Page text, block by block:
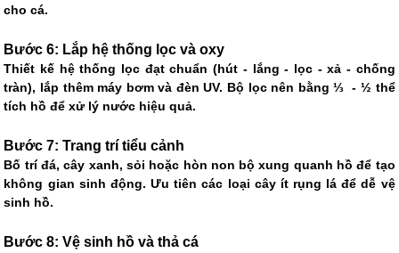
cho cá.
Bước 6: Lắp hệ thống lọc và oxy
Thiết kế hệ thống lọc đạt chuẩn (hút - lắng - lọc - xả - chống
tràn), lắp thêm máy bơm và đèn UV. Bộ lọc nên bằng ⅓ - ½ thể
tích hồ để xử lý nước hiệu quả.
Bước 7: Trang trí tiểu cảnh
Bố trí đá, cây xanh, sỏi hoặc hòn non bộ xung quanh hồ để tạo
không gian sinh động. Ưu tiên các loại cây ít rụng lá để dễ vệ
sinh hồ.
Bước 8: Vệ sinh hồ và thả cá